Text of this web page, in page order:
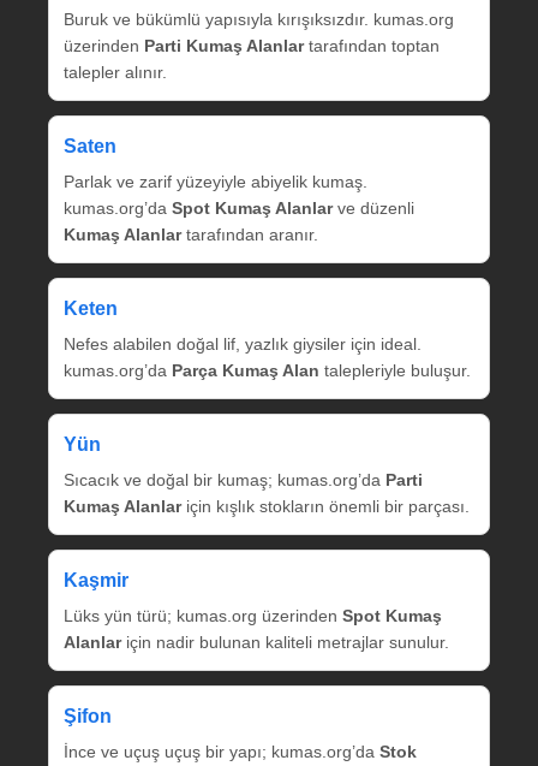
Buruk ve bükümlü yapısıyla kırışıksızdır. kumas.org
üzerinden Parti Kumaş Alanlartarafından toptan
talepler alınır.
Saten
Parlak ve zarif yüzeyiyle abiyelik kumaş.
kumas.org’da Spot Kumaş Alanlarve düzenli
Kumaş Alanlartarafından aranır.
Keten
Nefes alabilen doğal lif, yazlık giysiler için ideal.
kumas.org’da Parça Kumaş Alan talepleriyle buluşur.
Yün
Sıcacık ve doğal bir kumaş; kumas.org’da Parti
Kumaş Alanlariçin kışlık stokların önemli bir parçası.
Kaşmir
Lüks yün türü; kumas.org üzerinden Spot Kumaş
Alanlariçin nadir bulunan kaliteli metrajlar sunulur.
Şifon
İnce ve uçuş uçuş bir yapı; kumas.org’da Stok